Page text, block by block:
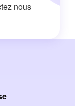
nous